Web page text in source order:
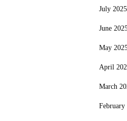
July 2025
June
May
April
March
February